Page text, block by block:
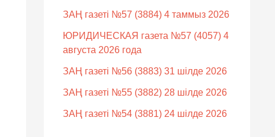
ЗАҢ газеті №57 (3884) 4 таммыз 2026
ЮРИДИЧЕСКАЯ газета №57 (4057) 4
августа 2026 года
ЗАҢ газеті №56 (3883) 31 шілде 2026
ЗАҢ газеті №55 (3882) 28 шілде 2026
ЗАҢ газеті №54 (3881) 24 шілде 2026